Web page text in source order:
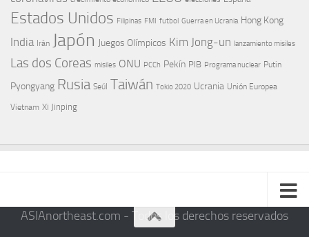
Estados Unidos Filipinas FMI futbol Guerra en Ucrania Hong Kong
India Irán Japón Juegos Olímpicos Kim Jong-un lanzamiento misiles
Las dos Coreas misiles ONU PCCh Pekín PIB Programa nuclear Putin
Pyongyang Rusia Seúl Taiwán Tokio 2020 Ucrania Unión Europea
Vietnam Xi Jinping
ASIAnortheast.com - Todos los derechos reservados